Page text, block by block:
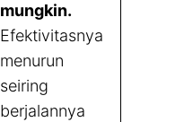
mungkin.
Efektivitasnya
menurun
seiring
berjalannya